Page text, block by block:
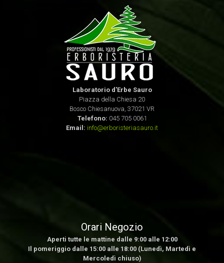
Laboratorio d'Erbe Sauro
Piazza della Chiesa 20
Bosco Chiesanuova, 37021 VR
Telefono: 045 705 0061
Email: info@erboristeriasauro.it
Orari Negozio
Aperti tutte le mattine dalle 9:00 alle 12:00
Il pomeriggio dalle 15:00 alle 18:00 (Lunedì, Martedì e
Mercoledì chiuso)